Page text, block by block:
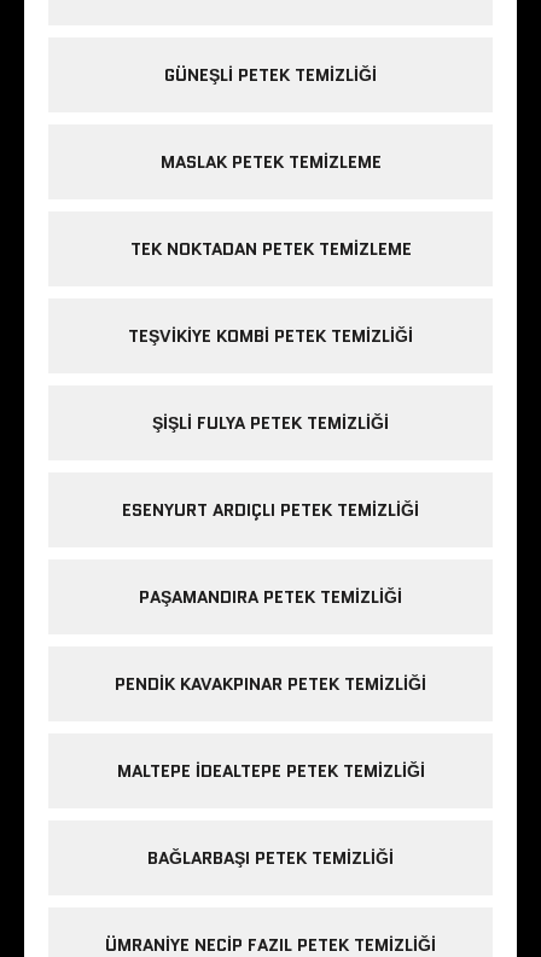
GÜNEŞLI PETEK TEMIZLIĞI
MASLAK PETEK TEMIZLEME
TEK NOKTADAN PETEK TEMIZLEME
TEŞVIKIYE KOMBI PETEK TEMIZLIĞI
ŞIŞLI FULYA PETEK TEMIZLIĞI
ESENYURT ARDIÇLI PETEK TEMIZLIĞI
PAŞAMANDIRA PETEK TEMIZLIĞI
PENDIK KAVAKPINAR PETEK TEMIZLIĞI
MALTEPE IDEALTEPE PETEK TEMIZLIĞI
BAĞLARBAŞI PETEK TEMIZLIĞI
ÜMRANIYE NECIP FAZIL PETEK TEMIZLIĞI